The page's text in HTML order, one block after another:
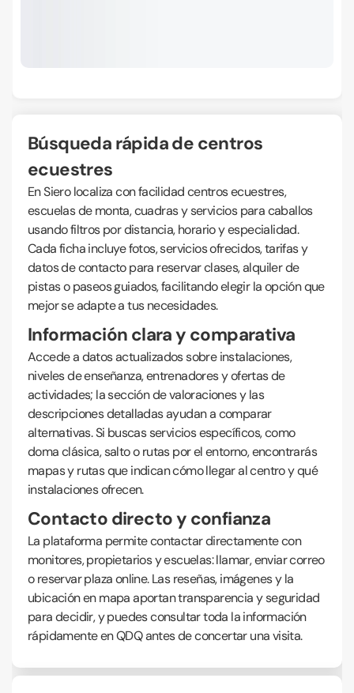
Búsqueda rápida de centros
ecuestres
En Siero localiza con facilidad centros ecuestres,
escuelas de monta, cuadras y servicios para caballos
usando filtros por distancia, horario y especialidad.
Cada ficha incluye fotos, servicios ofrecidos, tarifas y
datos de contacto para reservar clases, alquiler de
pistas o paseos guiados, facilitando elegir la opción que
mejor se adapte a tus necesidades.
Información clara y comparativa
Accede a datos actualizados sobre instalaciones,
niveles de enseñanza, entrenadores y ofertas de
actividades; la sección de valoraciones y las
descripciones detalladas ayudan a comparar
alternativas. Si buscas servicios específicos, como
doma clásica, salto o rutas por el entorno, encontrarás
mapas y rutas que indican cómo llegar al centro y qué
instalaciones ofrecen.
Contacto directo y confianza
La plataforma permite contactar directamente con
monitores, propietarios y escuelas: llamar, enviar correo
o reservar plaza online. Las reseñas, imágenes y la
ubicación en mapa aportan transparencia y seguridad
para decidir, y puedes consultar toda la información
rápidamente en QDQ antes de concertar una visita.